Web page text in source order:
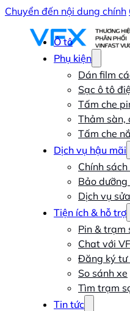
Chuyển đến nội dung chính
Ô tô
Phụ kiện
Dán film
Sạc ô tô
Tấm che
Thảm sàn,
Tấm che
Dịch vụ hậu mãi
Chính
Bảo
Dịch vụ
Tiện ích & hỗ trợ
Pin & trạm
Chat với
Đăng ký
So sánh xe
Tìm trạm
Tin tức